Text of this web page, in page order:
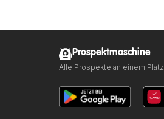
Prospektmaschine
Alle Prospekte an einem Platz